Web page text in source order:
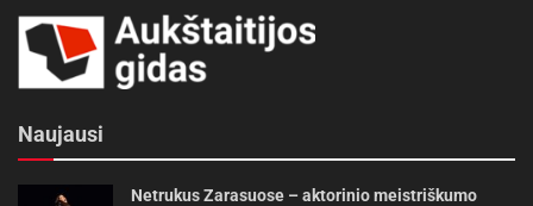
Naujausi
Netrukus Zarasuose – aktorinio meistriškumo